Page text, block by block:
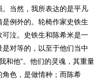
当然，我所表达的是平凡
例外的。轮椅作家史铁生
泣。史铁生和陈希米是一
对等的，以至于他们当中
和他”。他们的灵魂，其重量
角色，是做情种；而陈希